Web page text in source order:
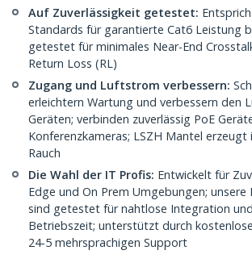
Auf Zuverlässigkeit getestet:
Standards für garantierte Cat6 Leistung
getestet für minimales Near-End
Return Loss (RL)
Zugang und Luftstrom verbessern:
erleichtern Wartung und verbessern den
Geräten; verbinden zuverlässig PoE
Konferenzkameras; LSZH Mantel
Rauch
Die Wahl der IT Profis: Entwickelt für
Edge und On Prem Umgebungen; unsere
sind getestet für nahtlose Integration
Betriebszeit; unterstützt durch
24-5 mehrsprachigen Support